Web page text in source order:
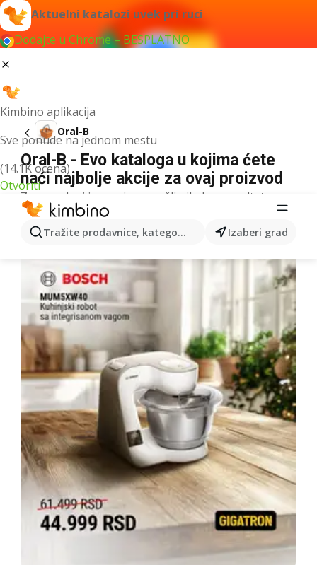
Aktuelni katalozi uvek pri ruci
Dodajte u Chrome – BESPLATNO
Kimbino aplikacija
Sve ponude na jednom mestu
(14.1K ocena)
Otvoriti
Tražite prodavnice, kategorije, proizvode...Izaberi grad
Oral-B
Oral-B - Evo kataloga u kojima ćete
naći najbolje akcije za ovaj proizvod
Za navedeni izraz nismo našli nikakav rezultat.
Sledeći katalozi